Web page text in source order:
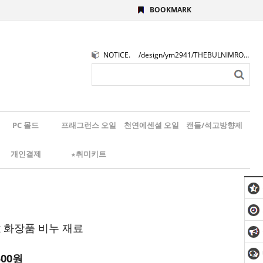
BOOKMARK
NOTICE. /design/ym2941/THEBULNIMROGO.png
PC 몰드 프래그런스 오일 천연에센셜 오일 캔들/석고방향제
개인결제 ★취미키트
장품 비누 재료
원